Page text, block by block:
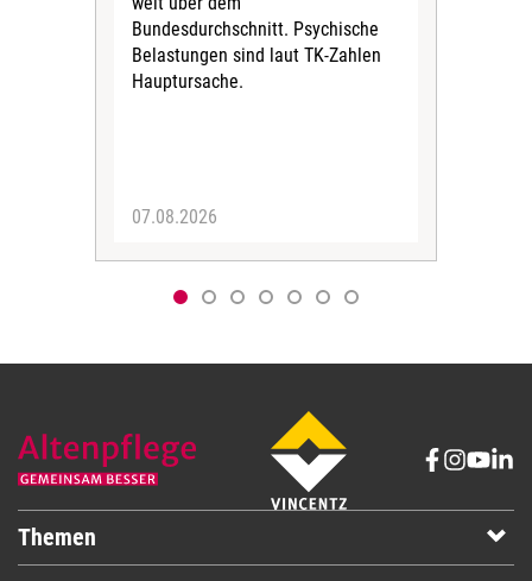
Bundesdurchschnitt. Psychische
Belastungen sind laut TK-Zahlen
Hauptursache.
07.08.2026
Themen